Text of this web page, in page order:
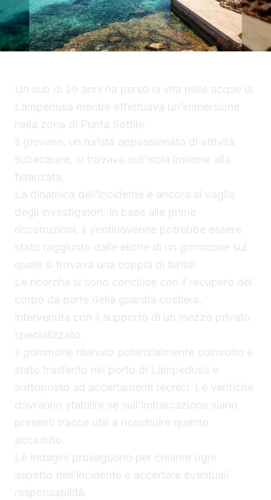
Un sub di 29 anni ha perso la vita nelle acque di
Lampedusa mentre effettuava un’immersione
nella zona di Punta Sottile.
Il giovane, un turista appassionato di attività
subacquee, si trovava sull’isola insieme alla
fidanzata.
La dinamica dell’incidente è ancora al vaglio
degli investigatori. In base alle prime
ricostruzioni, il ventinovenne potrebbe essere
stato raggiunto dalle eliche di un gommone sul
quale si trovava una coppia di turisti.
Le ricerche si sono concluse con il recupero del
corpo da parte della guardia costiera,
intervenuta con il supporto di un mezzo privato
specializzato.
Il gommone ritenuto potenzialmente coinvolto è
stato trasferito nel porto di Lampedusa e
sottoposto ad accertamenti tecnici. Le verifiche
dovranno stabilire se sull’imbarcazione siano
presenti tracce utili a ricostruire quanto
accaduto.
Le indagini proseguono per chiarire ogni
aspetto dell’incidente e accertare eventuali
responsabilità.